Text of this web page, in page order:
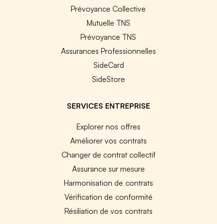
Prévoyance Collective
Mutuelle TNS
Prévoyance TNS
Assurances Professionnelles
SideCard
SideStore
SERVICES ENTREPRISE
Explorer nos offres
Améliorer vos contrats
Changer de contrat collectif
Assurance sur mesure
Harmonisation de contrats
Vérification de conformité
Résiliation de vos contrats